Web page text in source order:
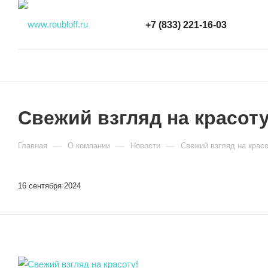
+7 (833) 221-16-03
Свежий взгляд на
Главная — О компании — Новости — Свежий взгляд на
16 сентября 2024